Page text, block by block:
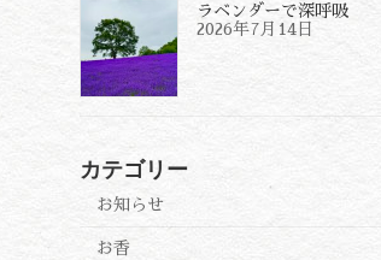
ラベンダーで深呼吸
2026年7月14日
カテゴリー
お知らせ
お香